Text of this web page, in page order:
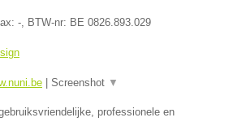
-, BTW-nr: BE 0826.893.029
Screenshot ▼
professionele en